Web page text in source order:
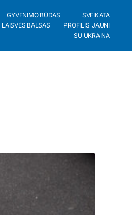
GYVENIMO BŪDAS
SVEIKATA
LAISVĖS BALSAS
PROFILIS_JAUNI
SU UKRAINA